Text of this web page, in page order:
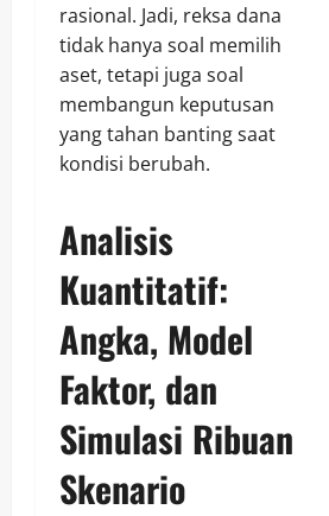
rasional. Jadi, reksa dana
tidak hanya soal memilih
aset, tetapi juga soal
membangun keputusan
yang tahan banting saat
kondisi berubah.
Analisis
Kuantitatif:
Angka, Model
Faktor, dan
Simulasi Ribuan
Skenario